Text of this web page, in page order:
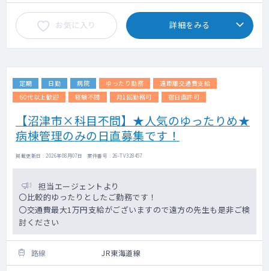
お気に入り 詳細をみる
定期 日勤 病院 ゆったり勤務
遠距離交通費支給
60代以上歓迎
経験不問 月1回勤務可 宿日直許可
【沼津市×科目不問】★人気のゆったりめ★
病棟管理のみの日直募集です！
掲載更新日 : 2026年08月07日 案件番号 : 26-TV328457
担当エージェントより
〇比較的ゆったりとしたご勤務です！
〇交通費最大1万円支給がございますので遠方の先生も是非ご検
討ください
路線 JR東海道線